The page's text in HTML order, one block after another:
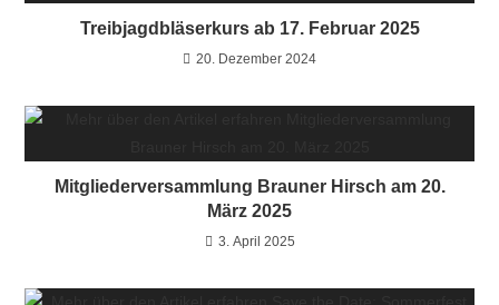
Treibjagdbläserkurs ab 17. Februar 2025
20. Dezember 2024
Mitgliederversammlung Brauner Hirsch am 20.
März 2025
3. April 2025